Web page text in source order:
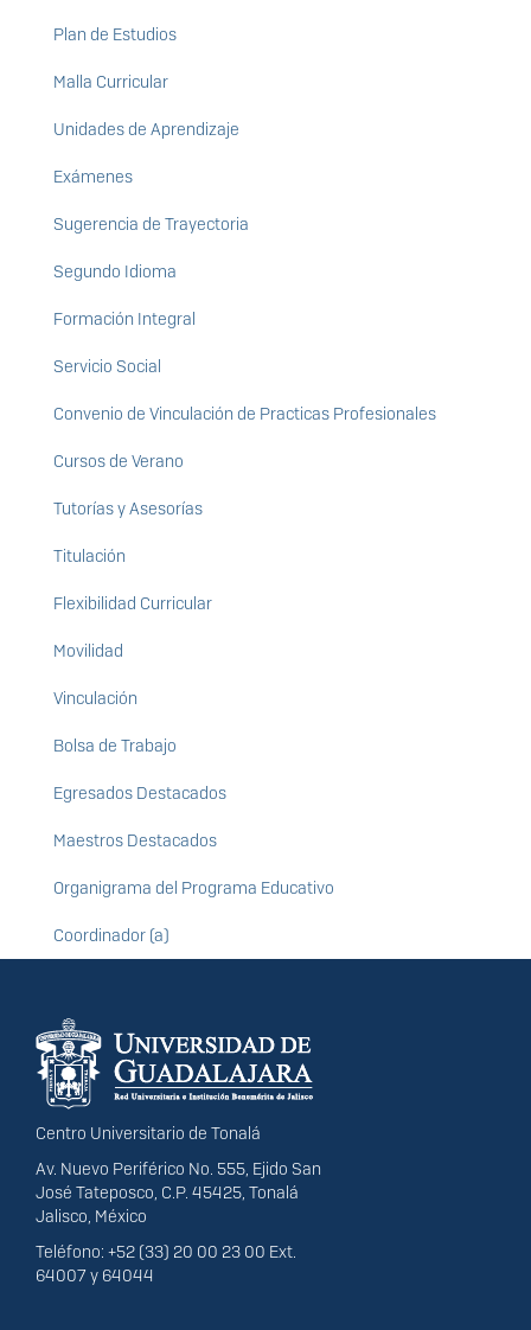
Plan de Estudios
Malla Curricular
Unidades de Aprendizaje
Exámenes
Sugerencia de Trayectoria
Segundo Idioma
Formación Integral
Servicio Social
Convenio de Vinculación de Practicas Profesionales
Cursos de Verano
Tutorías y Asesorías
Titulación
Flexibilidad Curricular
Movilidad
Vinculación
Bolsa de Trabajo
Egresados Destacados
Maestros Destacados
Organigrama del Programa Educativo
Coordinador (a)
Información del
portal
Centro Universitario de Tonalá
Av. Nuevo Periférico No. 555, Ejido San
José Tateposco, C.P. 45425, Tonalá
Jalisco, México
Teléfono: +52 (33) 20 00 23 00 Ext.
64007 y 64044